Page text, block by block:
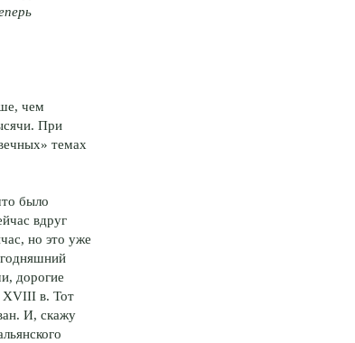
чем
При
темах
было
вдруг
но это уже
дорогие
XVIII в. Тот
И, скажу